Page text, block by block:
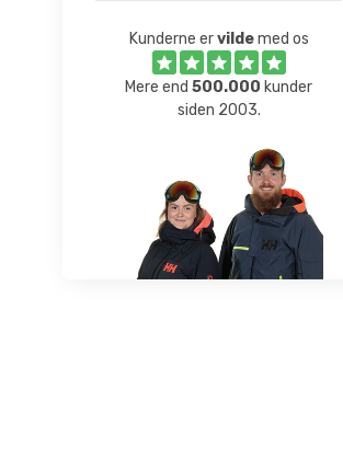
Kunderne ervildemed os
Mere end 500.000 kunder
siden 2003.